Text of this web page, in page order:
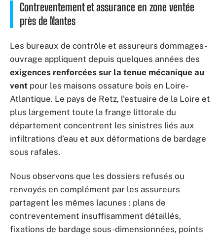
Contreventement et assurance en zone ventée
près de Nantes
Les bureaux de contrôle et assureurs dommages-
ouvrage appliquent depuis quelques années des
exigences renforcées sur la tenue mécanique au
vent pour les maisons ossature bois en Loire-
Atlantique. Le pays de Retz, l’estuaire de la Loire et
plus largement toute la frange littorale du
département concentrent les sinistres liés aux
infiltrations d’eau et aux déformations de bardage
sous rafales.
Nous observons que les dossiers refusés ou
renvoyés en complément par les assureurs
partagent les mêmes lacunes : plans de
contreventement insuffisamment détaillés,
fixations de bardage sous-dimensionnées, points